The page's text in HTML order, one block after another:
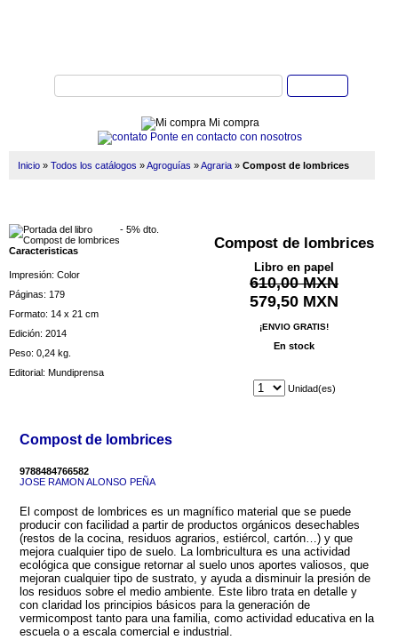
Mi compra
Ponte en contacto con nosotros
Inicio » Todos los catálogos »Agroguías »Agraria » Compost de lombrices
- 5% dto.
Compost de lombrices
Libro en papel
610,00 MXN
579,50 MXN
¡ENVIO GRATIS!
En stock
Unidad(es)
Caracteristicas
Impresión: Color
Páginas: 179
Formato: 14 x 21 cm
Edición: 2014
Peso: 0,24 kg.
Editorial: Mundiprensa
Compost de lombrices
9788484766582
JOSE RAMON ALONSO PEÑA
El compost de lombrices es un magnífico material que se puede
producir con facilidad a partir de productos orgánicos desechables
(restos de la cocina, residuos agrarios, estiércol, cartón…) y que
mejora cualquier tipo de suelo. La lombricultura es una actividad
ecológica que consigue retornar al suelo unos aportes valiosos, que
mejoran cualquier tipo de sustrato, y ayuda a disminuir la presión de
los residuos sobre el medio ambiente. Este libro trata en detalle y
con claridad los principios básicos para la generación de
vermicompost tanto para una familia, como actividad educativa en la
escuela o a escala comercial e industrial.